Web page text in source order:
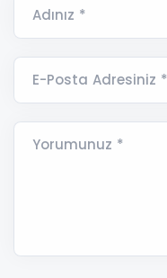
Adınız *
E-Posta Adresiniz *
Yorumunuz *